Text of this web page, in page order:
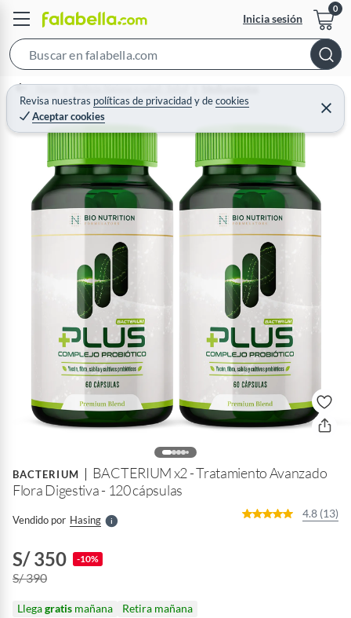
Inicia sesión
e
a
c
a
r
Revisa nuestras políticas de privacidadydecookies
Aceptar cookies
C
e
r
Home Belleza, higiene y salud - Salud Medicamentos
BACTERIUM
BACTERIUM x2 - Tratamiento Avanzado
Flora Digestiva - 120 cápsulas
Vendido por HasingS
e
f
o
4.8 (13)
S/ 350 -10%
S/ 390
Llegagratis mañana Retira mañana